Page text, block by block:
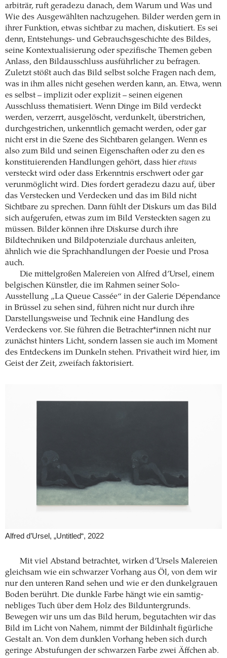
arbiträr, ruft geradezu danach, dem Warum und Was und
Wie des Ausgewählten nachzugehen. Bilder werden gern in
ihrer Funktion, etwas sichtbar zu machen, diskutiert. Es sei
denn, Entstehungs- und Gebrauchsgeschichte des Bildes,
seine Kontextualisierung oder spezifische Themen geben
Anlass, den Bildausschluss ausführlicher zu befragen.
Zuletzt stößt auch das Bild selbst solche Fragen nach dem,
was in ihm alles nicht gesehen werden kann, an. Etwa, wenn
es selbst – implizit oder explizit – seinen eigenen
Ausschluss thematisiert. Wenn Dinge im Bild verdeckt
werden, verzerrt, ausgelöscht, verdunkelt, überstrichen,
durchgestrichen, unkenntlich gemacht werden, oder gar
nicht erst in die Szene des Sichtbaren gelangen. Wenn es
also zum Bild und seinen Eigenschaften oder zu den es
konstituierenden Handlungen gehört, dass hier etwas
versteckt wird oder dass Erkenntnis erschwert oder gar
verunmöglicht wird. Dies fordert geradezu dazu auf, über
das Verstecken und Verdecken und das im Bild nicht
Sichtbare zu sprechen. Dann fühlt der Diskurs um das Bild
sich aufgerufen, etwas zum im Bild Versteckten sagen zu
müssen. Bilder können ihre Diskurse durch ihre
Bildtechniken und Bildpotenziale durchaus anleiten,
ähnlich wie die Sprachhandlungen der Poesie und Prosa
auch.
Die mittelgroßen Malereien von Alfred d’Ursel, einem
belgischen Künstler, die im Rahmen seiner Solo-
Ausstellung „La Queue Cassée“ in der Galerie Dépendance
in Brüssel zu sehen sind, führen nicht nur durch ihre
Darstellungsweise und Technik eine Handlung des
Verdeckens vor. Sie führen die Betrachter*innen nicht nur
zunächst hinters Licht, sondern lassen sie auch im Moment
des Entdeckens im Dunkeln stehen. Privatheit wird hier, im
Geist der Zeit, zweifach faktorisiert.
Alfred d’Ursel, „Untitled“, 2022
Mit viel Abstand betrachtet, wirken d’Ursels Malereien
gleichsam wie ein schwarzer Vorhang aus Öl, von dem wir
nur den unteren Rand sehen und wie er den dunkelgrauen
Boden berührt. Die dunkle Farbe hängt wie ein samtig-
nebliges Tuch über dem Holz des Bilduntergrunds.
Bewegen wir uns um das Bild herum, begutachten wir das
Bild im Licht von Nahem, nimmt der Bildinhalt figürliche
Gestalt an. Von dem dunklen Vorhang heben sich durch
geringe Abstufungen der schwarzen Farbe zwei Äffchen ab.